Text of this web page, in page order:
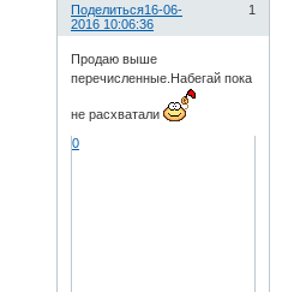
Поделиться 1
16-06-
2016 10:06:36
Продаю выше
перечисленные.Набегай пока
не расхватали
0